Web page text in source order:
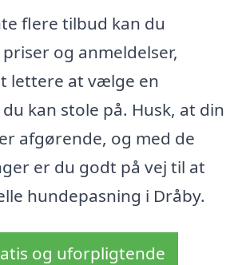
flere tilbud kan du
og anmeldelser,
lettere at vælge en
kan stole på. Husk, at din
afgørende, og med de
er du godt på vej til at
hundepasning i Dråby.
og uforpligtende